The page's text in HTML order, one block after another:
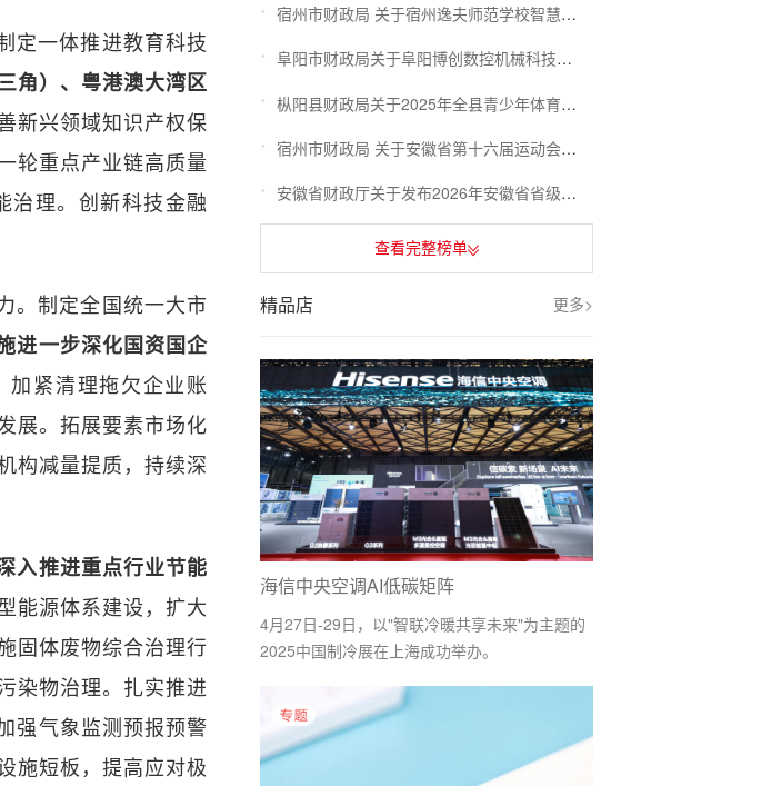
定一体推进教育科技
角）、粤港澳大湾区
新兴领域知识产权保
轮重点产业链高质量
治理。创新科技金融
。制定全国统一大市
进一步深化国资国企
加紧清理拖欠企业账
展。拓展要素市场化
构减量提质，持续深
入推进重点行业节能
能源体系建设，扩大
固体废物综合治理行
染物治理。扎实推进
强气象监测预报预警
施短板，提高应对极
宿州市财政局 关于宿州逸夫师范学校智慧电钢琴实训室建设项目的投诉处理结果公告
阜阳市财政局关于阜阳博创数控机械科技有限公司的行政处罚信息公告
枞阳县财政局关于2025年全县青少年体育健身和全民健身器材补缺项目的投诉处理结果公告
宿州市财政局 关于安徽省第十六届运动会宿州市筹备工作委员会大型活动部开（闭）幕式采购项目的投诉处理结果公告
安徽省财政厅关于发布2026年安徽省省级预算安排政府购买服务实施项目的公告
查看完整榜单
精品店 更多>
海信中央空调AI低碳矩阵
4月27日-29日，以"智联冷暖共享未来"为主题的
2025中国制冷展在上海成功举办。